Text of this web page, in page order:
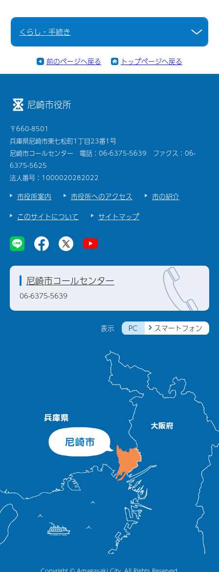
くらし・手続き
前のページへ戻る トップページへ戻る
尼崎市役所
〒660-8501
兵庫県尼崎市東七松町1丁目23番1号
尼崎市コールセンター 電話：06-6375-5639 ファクス：06-
6375-5625
法人番号：1000020282022
市役所案内 市役所へのアクセス
市の紹介
このサイトについて
サイトマップ
表示 PC スマートフォン
尼崎市コールセンター
06-6375-5639